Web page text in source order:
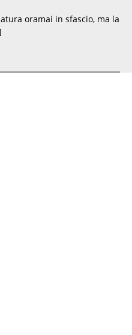
oramai in sfascio, ma la